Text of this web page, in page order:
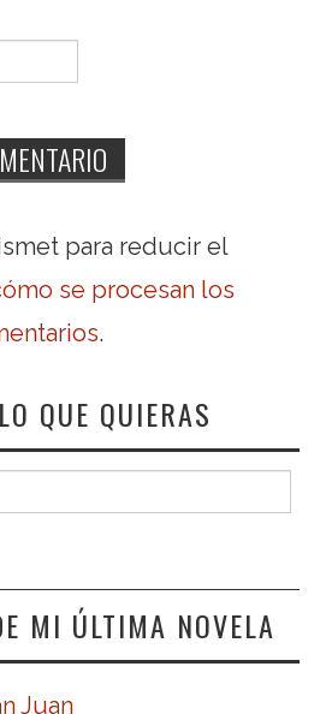
para reducir el
se procesan los
.
QUE QUIERAS
MI ÚLTIMA NOVELA